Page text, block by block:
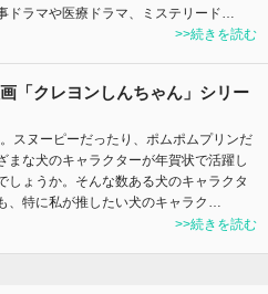
ドラマや医療ドラマ、ミステリード…
>>続きを読む
「クレヨンしんちゃん」シリー
スヌーピーだったり、ポムポムプリンだ
まな犬のキャラクターが年賀状で活躍し
しょうか。そんな数ある犬のキャラクタ
、特に私が推したい犬のキャラク…
>>続きを読む